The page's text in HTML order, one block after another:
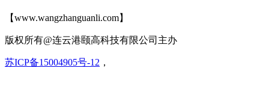
【www.wangzhanguanli.com】
版权所有@连云港颐高科技有限公司主办
苏ICP备15004905号-12 ，